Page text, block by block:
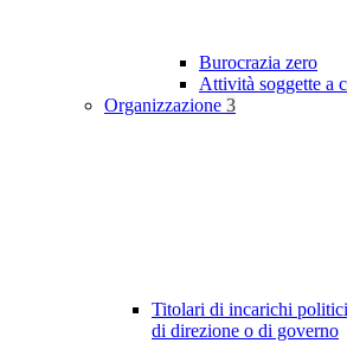
Burocrazia zero
Attività soggette a
Organizzazione 3
Titolari di incarichi
di direzione o di governo